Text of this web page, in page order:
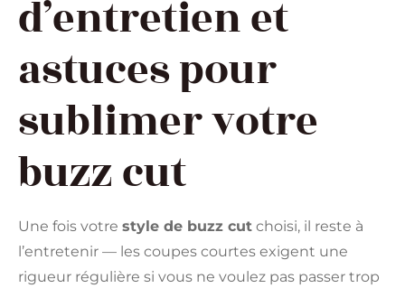
d’entretien et
astuces pour
sublimer votre
buzz cut
Une fois votre style de buzz cut choisi, il reste à
l’entretenir — les coupes courtes exigent une
rigueur régulière si vous ne voulez pas passer trop